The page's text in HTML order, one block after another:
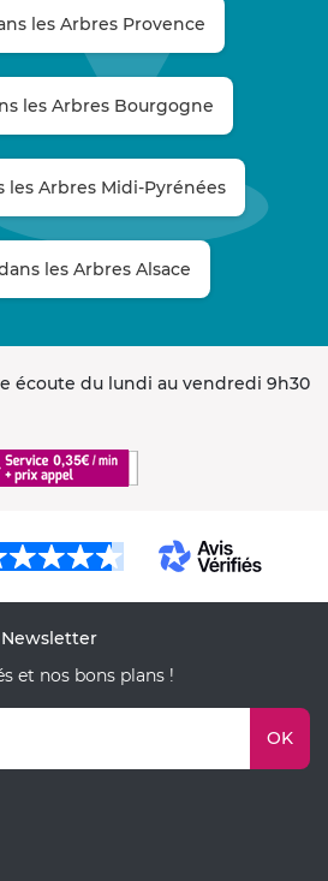
les Arbres Provence
les Arbres Bourgogne
les Arbres Midi-Pyrénées
les Arbres Alsace
écoute du lundi au vendredi 9h30
et nos bons plans !
OK